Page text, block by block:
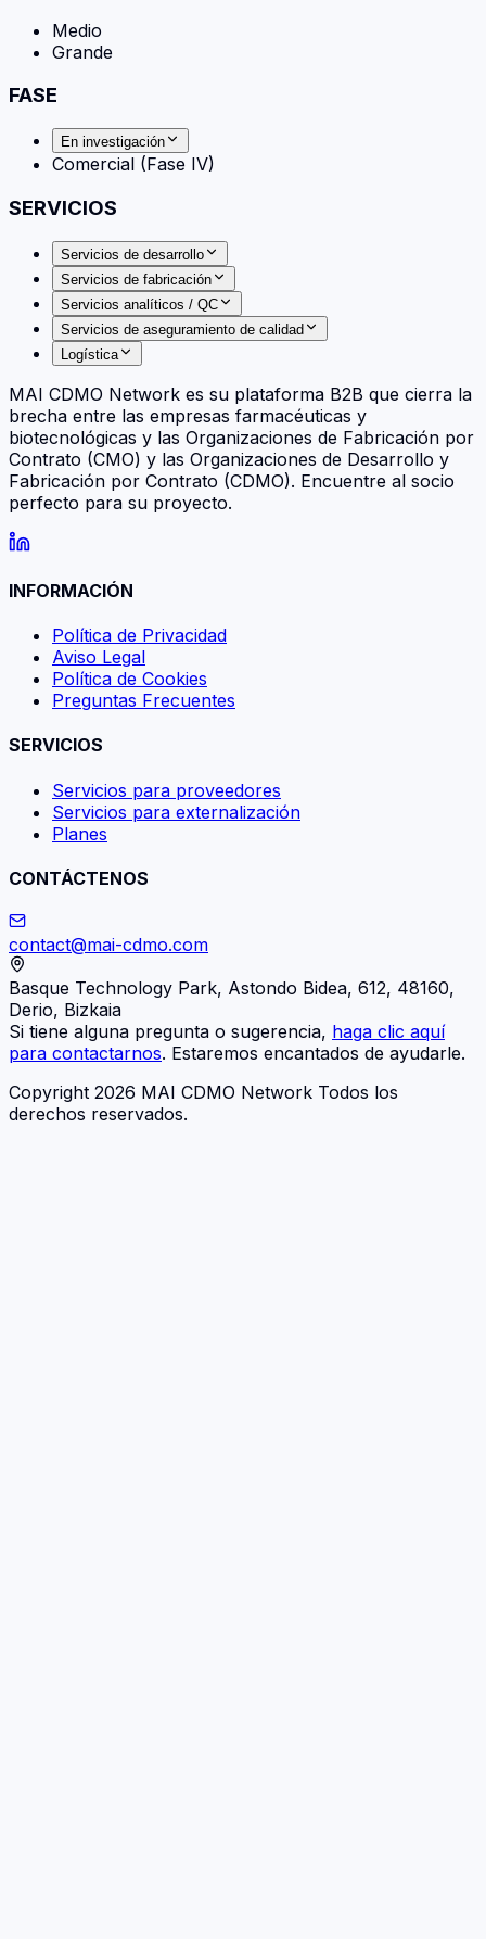
Medio
Grande
FASE
En investigación
Comercial (Fase IV)
SERVICIOS
Servicios de desarrollo
Servicios de fabricación
Servicios analíticos / QC
Servicios de aseguramiento de calidad
Logística
MAI CDMO Network es su plataforma B2B que cierra la
brecha entre las empresas farmacéuticas y
biotecnológicas y las Organizaciones de Fabricación por
Contrato (CMO) y las Organizaciones de Desarrollo y
Fabricación por Contrato (CDMO). Encuentre al socio
perfecto para su proyecto.
INFORMACIÓN
Política de Privacidad
Aviso Legal
Política de Cookies
Preguntas Frecuentes
SERVICIOS
Servicios para proveedores
Servicios para externalización
Planes
CONTÁCTENOS
contact@mai-cdmo.com
Basque Technology Park, Astondo Bidea, 612, 48160,
Derio, Bizkaia
Si tiene alguna pregunta o sugerencia, haga clic aquí
para contactarnos. Estaremos encantados de ayudarle.
Copyright 2026 MAI CDMO Network Todos los
derechos reservados.